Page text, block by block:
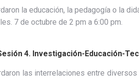
la educación, la pedagogía o la
7 de octubre de 2 pm a 6:00 pm.
4. Investigación-Educación-
las interrelaciones entre